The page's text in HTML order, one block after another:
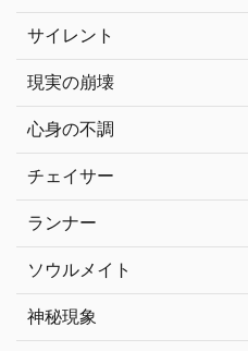
サイレント
現実の崩壊
心身の不調
チェイサー
ランナー
ソウルメイト
神秘現象